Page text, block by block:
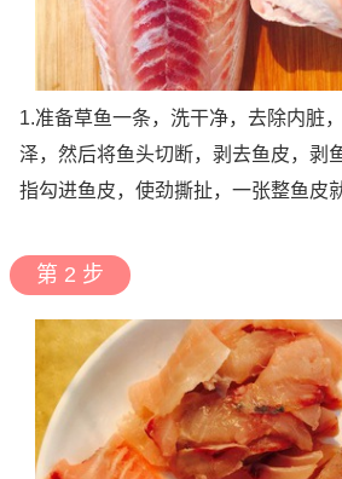
1.准备草鱼一条，洗干净，去除内脏
泽，然后将鱼头切断，剥去鱼皮，剥
指勾进鱼皮，使劲撕扯，一张整鱼皮
第 2 步